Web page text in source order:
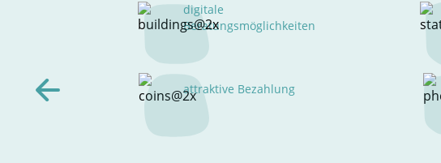
digitale
Beratungsmöglichkeiten
attraktive Bezahlung